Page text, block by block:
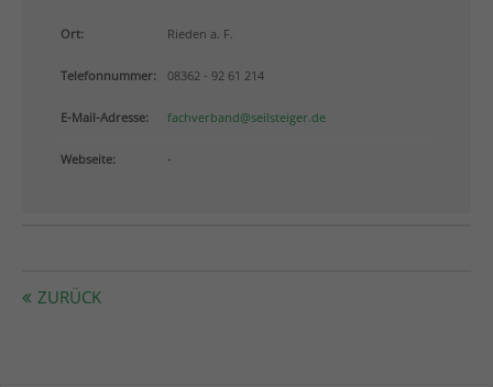
elit.
Aenean commodo ligula eget dolor. Aenean massa.
parturient montes, nascetur ridiculus mus. Donec
Ort: Rieden a. F.
Telefonnummer: 08362 - 92 61 214
E-Mail-Adresse: fachverband@seilsteiger.de
Webseite: -
ZURÜCK